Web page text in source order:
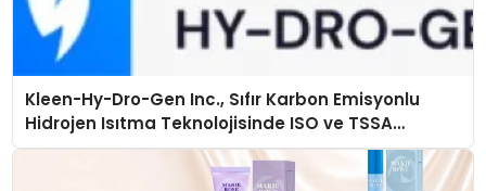
Kleen-Hy-Dro-Gen Inc., Sıfır Karbon Emisyonlu
Hidrojen Isıtma Teknolojisinde ISO ve TSSA
Düzenleyici Onaylarını Aldı